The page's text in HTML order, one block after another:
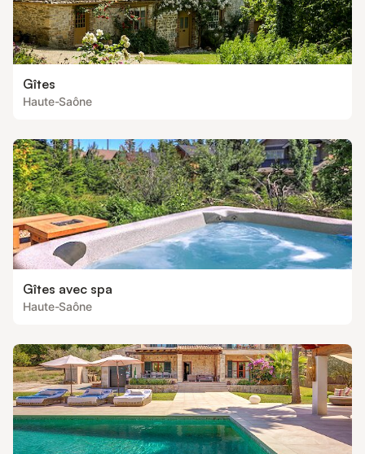
Gîtes
Haute-Saône
Gîtes avec spa
Haute-Saône